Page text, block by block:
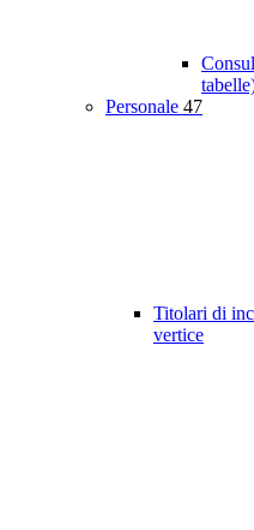
Personale 47
Titolari di
vertice